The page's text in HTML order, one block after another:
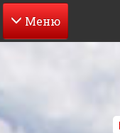
Перейти
содержанию